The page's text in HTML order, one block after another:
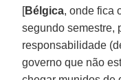
[Bélgica, onde fica
segundo semestre,
responsabilidade
governo que não